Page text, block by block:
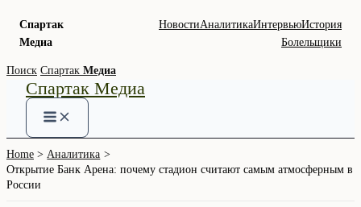
Спартак
Медиа
НовостиАналитикаИнтервьюИстория
Болельщики
Skip
content
Поиск Спартак Медиа
Спартак Медиа
Home
Аналитика
Открытие Банк Арена: почему стадион считают самым атмосферным в
России